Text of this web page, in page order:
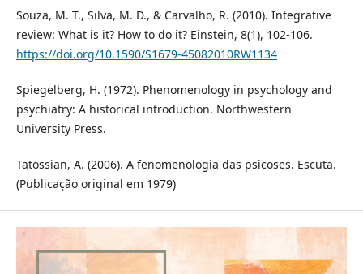
Souza, M. T., Silva, M. D., & Carvalho, R. (2010). Integrative
review: What is it? How to do it? Einstein, 8(1), 102-106.
https://doi.org/10.1590/S1679-45082010RW1134
Spiegelberg, H. (1972). Phenomenology in psychology and
psychiatry: A historical introduction. Northwestern
University Press.
Tatossian, A. (2006). A fenomenologia das psicoses. Escuta.
(Publicação original em 1979)